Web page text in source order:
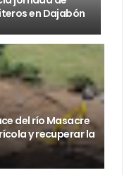
en Dajabón
del río Masacre
y recuperar la